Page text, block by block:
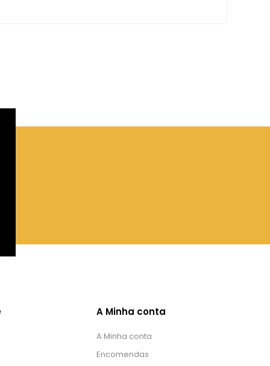
A Minha conta
A Minha conta
Encomendas